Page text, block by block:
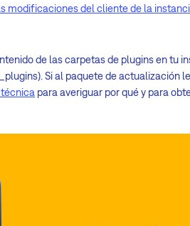
modificaciones del cliente de la
de las carpetas de plugins en tu
Si al paquete de actualización
para averiguar por qué y para